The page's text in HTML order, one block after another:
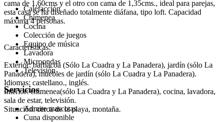
cama de 1,60cms y el otro con cama de 1,35cms., ideal para parejas,
esta casa se ha diseñado totalmente diáfana, tipo loft. Capacidad
máxima 4 personas.
Características:
Exterior: barbacoa (Sólo La Cuadra y La Panadera), jardín (sólo La
Panadera), muebles de jardín (sólo La Cuadra y La Panadera).
Idiomas: castellano., inglés.
Interior: chimenea(sólo La Cuadra y La Panadera), cocina, lavadora,
sala de estar, televisión.
Situación: cerca de la playa, montaña.
Calefacción
Chimenea
Cocina
Colección de juegos
Equipo de música
Lavadora
Microondas
Televisión
Servicios
Admite mascotas
Cuna disponible